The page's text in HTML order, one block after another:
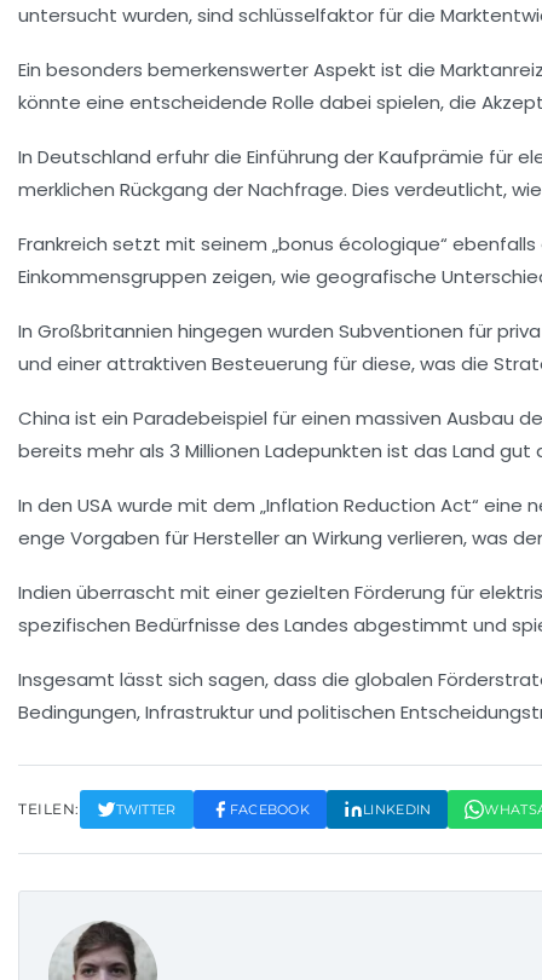
untersucht wurden, sind schlüsselfaktor für die
Ein besonders bemerkenswerter Aspekt ist die
könnte eine entscheidende Rolle dabei spielen, die
In Deutschland erfuhr die Einführung der Kaufprämie für
merklichen Rückgang der Nachfrage. Dies verdeutlicht,
Frankreich setzt mit seinem „bonus écologique“
Einkommensgruppen zeigen, wie geografische
In Großbritannien hingegen wurden Subventionen für
und einer attraktiven Besteuerung für diese, was die
China ist ein Paradebeispiel für einen massiven Ausbau
bereits mehr als 3 Millionen Ladepunkten ist das Land
In den USA wurde mit dem „Inflation Reduction Act“
enge Vorgaben für Hersteller an Wirkung verlieren, was
Indien überrascht mit einer gezielten Förderung für
spezifischen Bedürfnisse des Landes abgestimmt und
Insgesamt lässt sich sagen, dass die globalen
Bedingungen, Infrastruktur und politischen
TEILEN: TWITTER FACEBOOK LINKEDIN